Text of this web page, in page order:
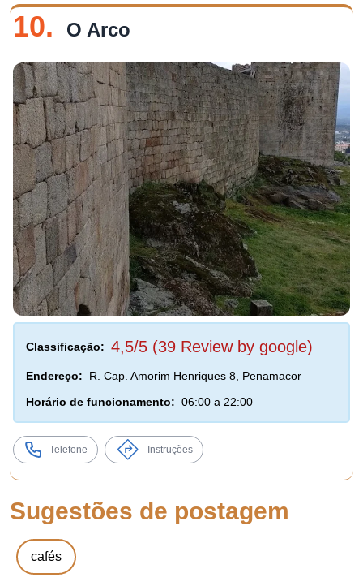
10. O Arco
Classificação: 4,5/5 (39 Review by google)
Endereço:
R. Cap. Amorim Henriques 8, Penamacor
Horário de funcionamento: 06:00 a 22:00
Telefone Instruções
Sugestões de postagem
cafés